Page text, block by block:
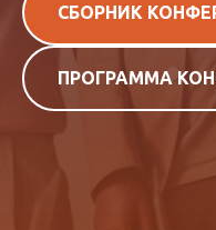
СБОРНИК
ПРОГРАММА